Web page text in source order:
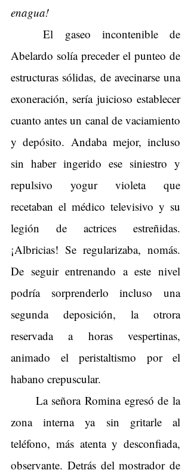
enagua!
El gaseo incontenible de
Abelardo solía preceder el punteo de
estructuras sólidas, de avecinarse una
exoneración, sería juicioso establecer
cuanto antes un canal de vaciamiento
y depósito. Andaba mejor, incluso
sin haber ingerido ese siniestro y
repulsivo yogur violeta que
recetaban el médico televisivo y su
legión de actrices estreñidas.
¡Albricias! Se regularizaba, nomás.
De seguir entrenando a este nivel
podría sorprenderlo incluso una
segunda deposición, la otrora
reservada a horas vespertinas,
animado el peristaltismo por el
habano crepuscular.
La señora Romina egresó de la
zona interna ya sin gritarle al
teléfono, más atenta y desconfiada,
observante. Detrás del mostrador de